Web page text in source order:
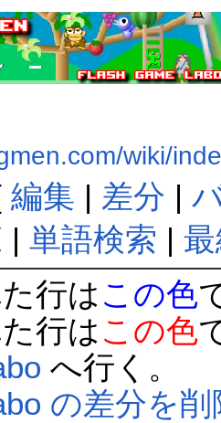
wiki/
編集 | 差分 |
| 単語検索 |
行は この色
行は この色
へ行く。
の差分を削